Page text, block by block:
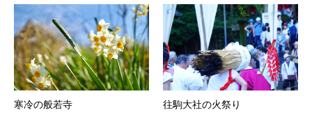
寒冷の般若寺 往駒大社の火祭り